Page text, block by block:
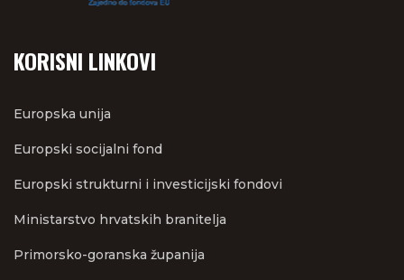
KORISNI LINKOVI
Europska unija
Europski socijalni fond
Europski strukturni i investicijski fondovi
Ministarstvo hrvatskih branitelja
Primorsko-goranska županija